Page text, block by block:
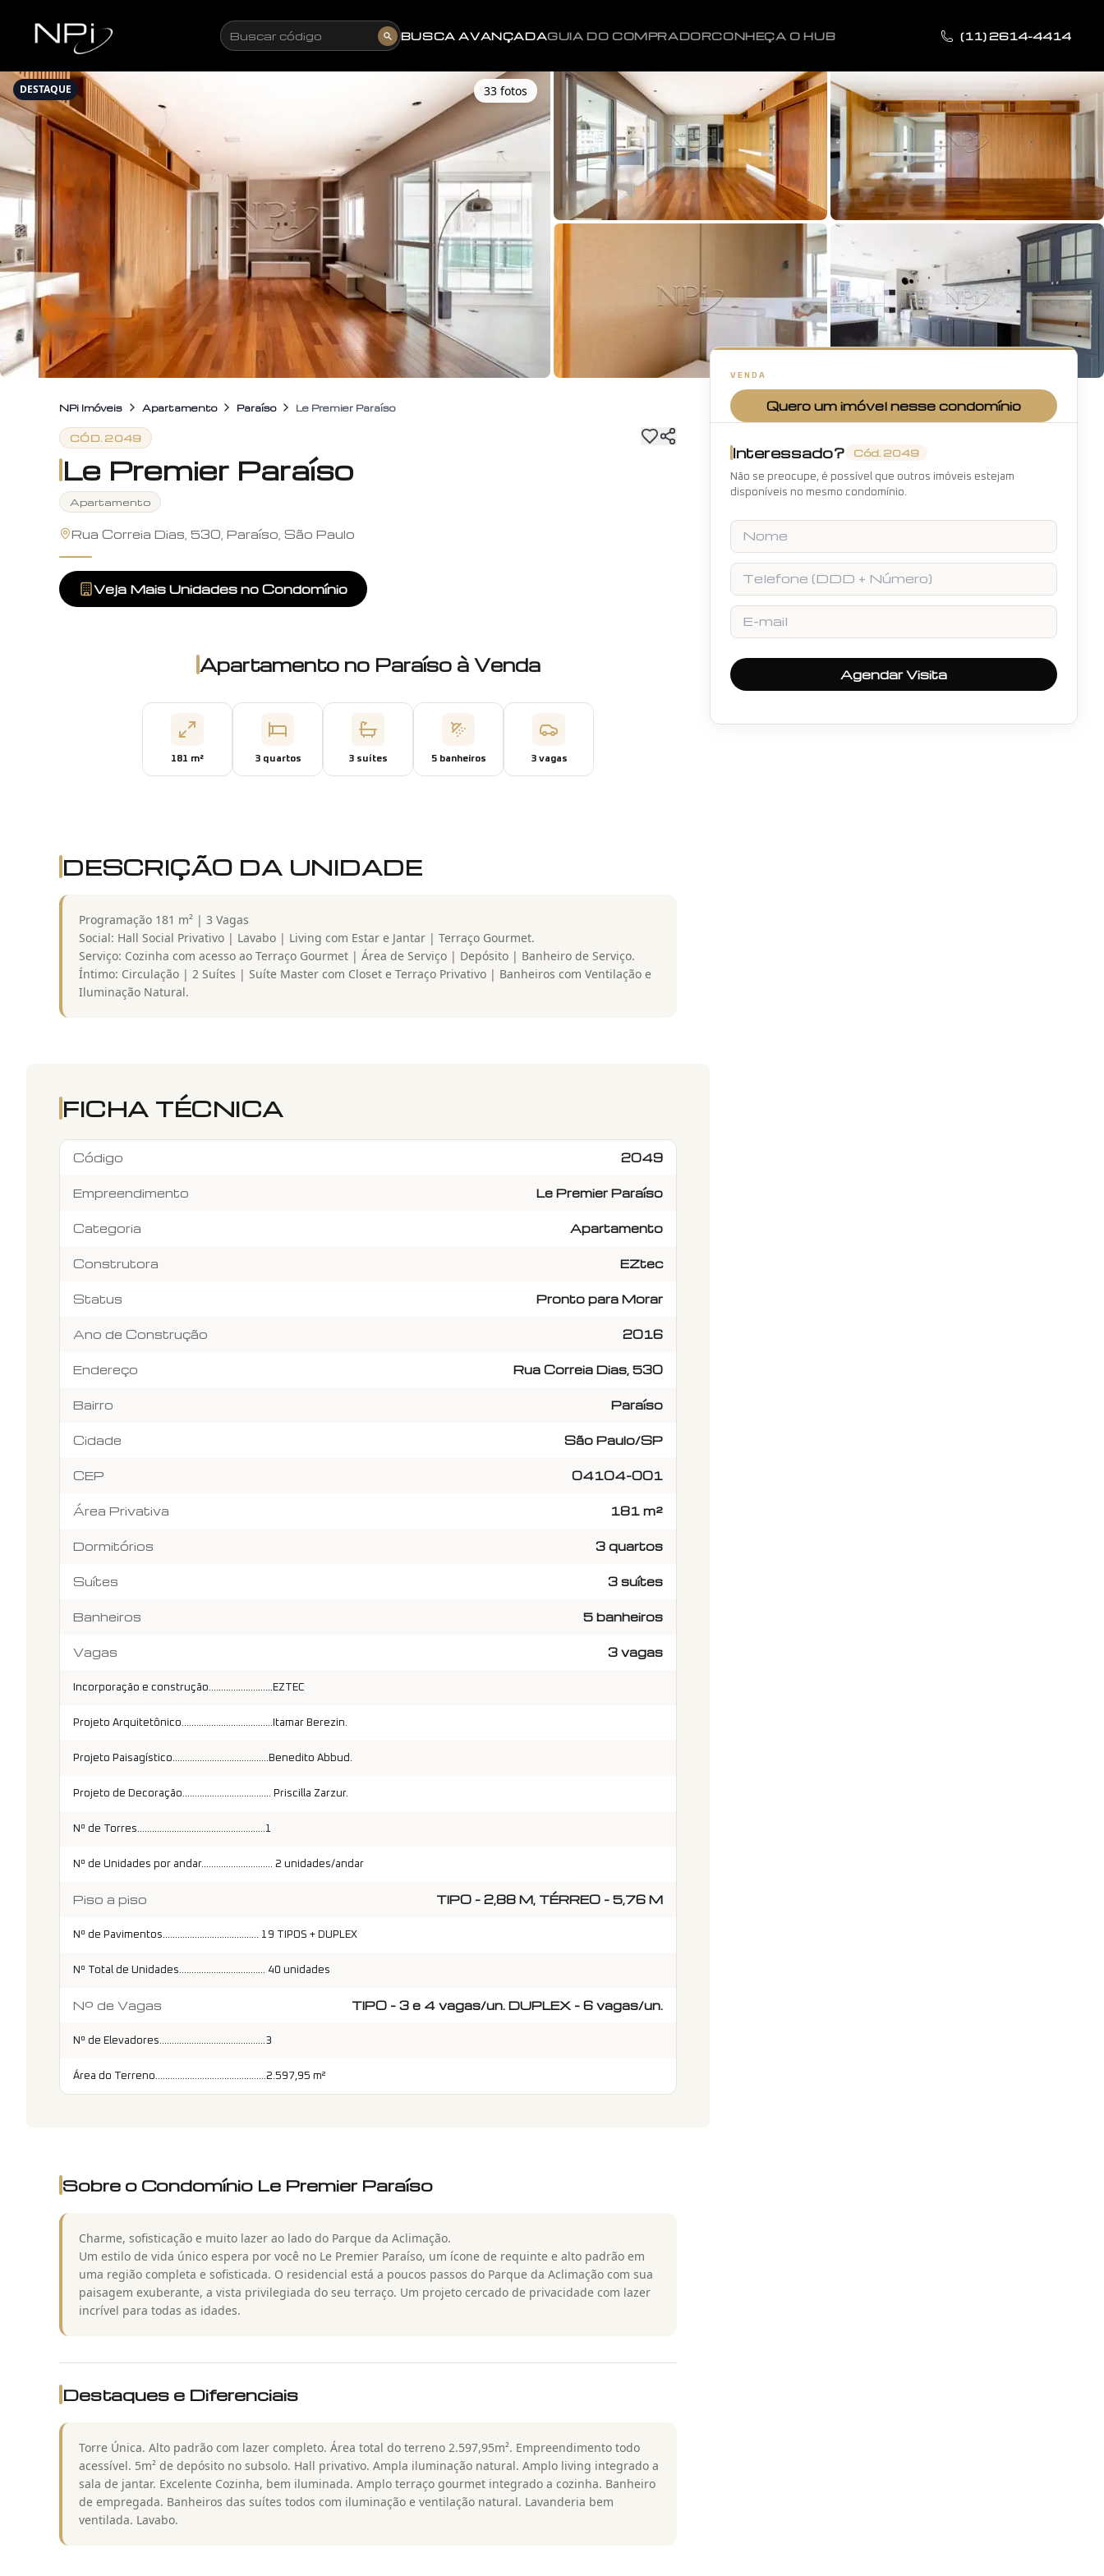
Buscar código BUSCA AVANÇADAGUIA DO COMPRADORCONHEÇA O HUB (11) 2614-4414
DESTAQUE 33 fotos
+28fotos
NPi Imóveis Apartamento Paraíso Le Premier Paraíso
CÓD. 2049
Le Premier Paraíso
Apartamento
Rua Correia Dias, 530, Paraíso, São Paulo
Veja Mais Unidades no Condomínio
Apartamento no Paraíso à Venda
181 m² 3quartos 3 suítes 5banheiros 3vagas
DESCRIÇÃO DA UNIDADE
Programação 181 m² | 3 Vagas
Social: Hall Social Privativo | Lavabo | Living com Estar e Jantar | Terraço Gourmet.
Serviço: Cozinha com acesso ao Terraço Gourmet | Área de Serviço | Depósito | Banheiro de Serviço.
Íntimo: Circulação | 2 Suítes | Suíte Master com Closet e Terraço Privativo | Banheiros com Ventilação e
Iluminação Natural.
FICHA TÉCNICA
Código 2049
Empreendimento Le Premier Paraíso
Categoria Apartamento
Construtora EZtec
Status Pronto para Morar
Ano de Construção 2016
Endereço Rua Correia Dias, 530
Bairro Paraíso
Cidade São Paulo/SP
CEP 04104-001
Área Privativa 181 m²
Dormitórios 3 quartos
Suítes 3 suítes
Banheiros 5 banheiros
Vagas 3 vagas
Incorporação e construção..........................EZTEC
Projeto Arquitetônico.....................................Itamar Berezin.
Projeto Paisagístico.......................................Benedito Abbud.
Projeto de Decoração.................................... Priscilla Zarzur.
Nº de Torres....................................................1
Nº de Unidades por andar............................. 2 unidades/andar
Piso a piso TIPO - 2,88 M, TÉRREO - 5,76 M
Nº de Pavimentos....................................... 19 TIPOS + DUPLEX
Nº Total de Unidades................................... 40 unidades
Nº de Vagas TIPO - 3 e 4 vagas/un. DUPLEX - 6 vagas/un.
Nº de Elevadores...........................................3
Área do Terreno.............................................2.597,95 m²
Sobre o Condomínio Le Premier Paraíso
Charme, sofisticação e muito lazer ao lado do Parque da Aclimação.
Um estilo de vida único espera por você no Le Premier Paraíso, um ícone de requinte e alto padrão em
uma região completa e sofisticada. O residencial está a poucos passos do Parque da Aclimação com sua
paisagem exuberante, a vista privilegiada do seu terraço. Um projeto cercado de privacidade com lazer
incrível para todas as idades.
Destaques e Diferenciais
Torre Única. Alto padrão com lazer completo. Área total do terreno 2.597,95m². Empreendimento todo
acessível. 5m² de depósito no subsolo. Hall privativo. Ampla iluminação natural. Amplo living integrado a
sala de jantar. Excelente Cozinha, bem iluminada. Amplo terraço gourmet integrado a cozinha. Banheiro
de empregada. Banheiros das suítes todos com iluminação e ventilação natural. Lavanderia bem
ventilada. Lavabo.
VENDA
Quero um imóvel nesse condomínio
Interessado? Cód. 2049
Não se preocupe, é possível que outros imóveis estejam
disponíveis no mesmo condomínio.
Nome
Telefone
E-mail
Agendar Visita